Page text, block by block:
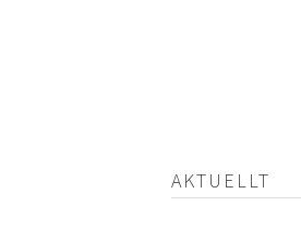
AKTUELLT